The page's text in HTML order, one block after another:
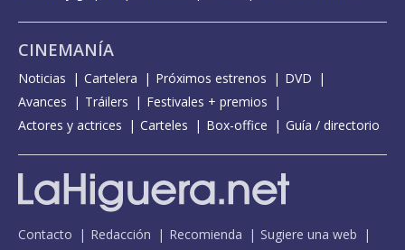
CINEMANÍA
Noticias Cartelera Próximos estrenos
DVD
Avances
Tráilers
Festivales + premios
Actores y actrices
Carteles Box-office Guía / directorio
Contacto Redacción Recomienda
Sugiere una web